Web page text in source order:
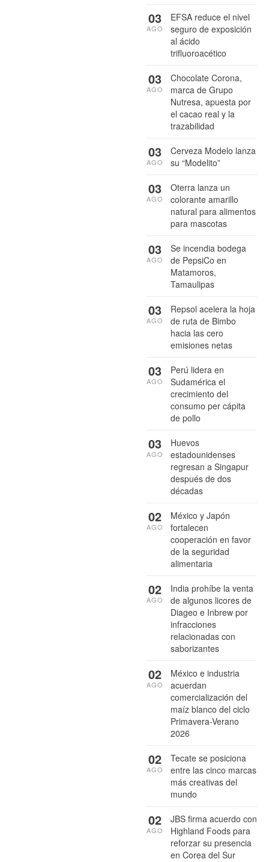
EFSA reduce el nivel
seguro de exposición
al ácido
trifluoroacético
03
AGO
Chocolate Corona,
marca de Grupo
Nutresa, apuesta por
el cacao real y la
trazabilidad
03
AGO
Cerveza Modelo lanza
su “Modelito”
03
AGO
Oterra lanza un
colorante amarillo
natural para alimentos
para mascotas
03
AGO
Se incendia bodega
de PepsiCo en
Matamoros,
Tamaulipas
03
AGO
Repsol acelera la hoja
de ruta de Bimbo
hacia las cero
emisiones netas
03
AGO
Perú lidera en
Sudamérica el
crecimiento del
consumo per cápita
de pollo
03
AGO
Huevos
estadounidenses
regresan a Singapur
después de dos
décadas
03
AGO
México y Japón
fortalecen
cooperación en favor
de la seguridad
alimentaria
02
AGO
India prohíbe la venta
de algunos licores de
Diageo e Inbrew por
infracciones
relacionadas con
saborizantes
02
AGO
México e industria
acuerdan
comercialización del
maíz blanco del ciclo
Primavera-Verano
2026
02
AGO
Tecate se posiciona
entre las cinco marcas
más creativas del
mundo
02
AGO
JBS firma acuerdo con
Highland Foods para
reforzar su presencia
en Corea del Sur
02
AGO